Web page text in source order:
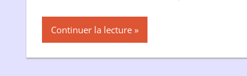
Continuer la lecture